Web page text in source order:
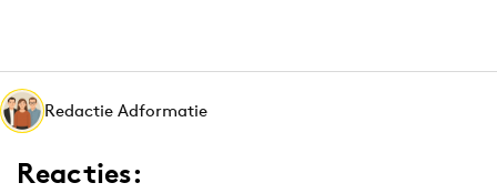
Media
Merkstrategie
PR
Programmatic
Redactie Adformatie
Reacties: